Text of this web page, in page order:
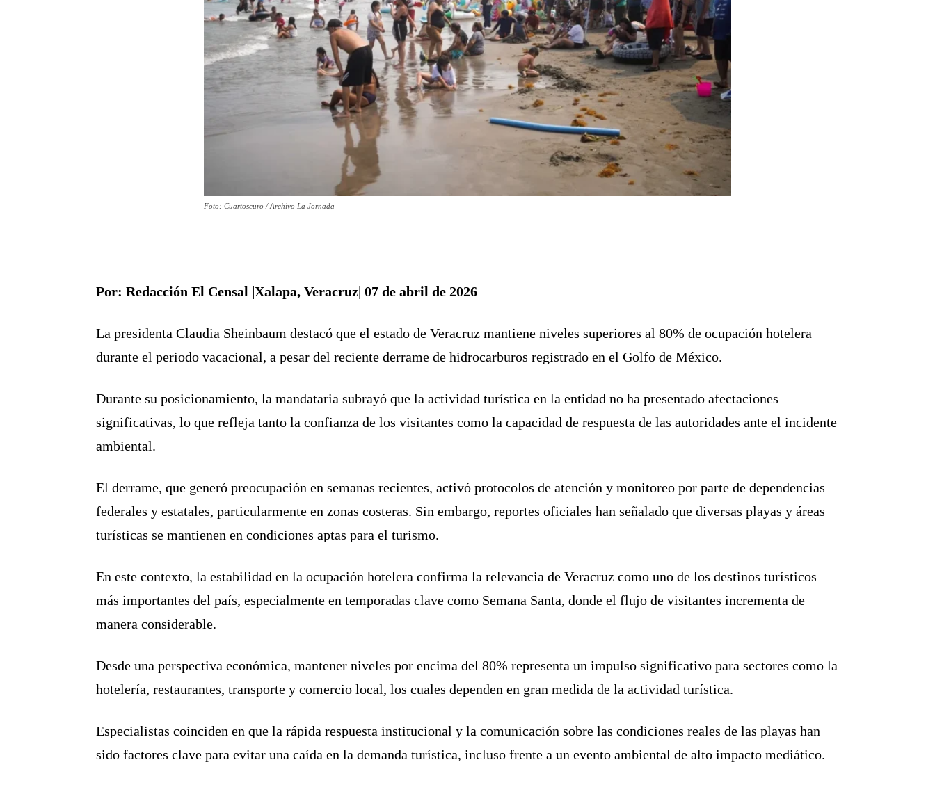
Foto: Cuartoscuro / Archivo La Jornada
Por: Redacción El Censal |Xalapa, Veracruz| 07 de abril de 2026
La presidenta Claudia Sheinbaum destacó que el estado de Veracruz mantiene niveles superiores al 80% de ocupación hotelera
durante el periodo vacacional, a pesar del reciente derrame de hidrocarburos registrado en el Golfo de México.
Durante su posicionamiento, la mandataria subrayó que la actividad turística en la entidad no ha presentado afectaciones
significativas, lo que refleja tanto la confianza de los visitantes como la capacidad de respuesta de las autoridades ante el incidente
ambiental.
El derrame, que generó preocupación en semanas recientes, activó protocolos de atención y monitoreo por parte de dependencias
federales y estatales, particularmente en zonas costeras. Sin embargo, reportes oficiales han señalado que diversas playas y áreas
turísticas se mantienen en condiciones aptas para el turismo.
En este contexto, la estabilidad en la ocupación hotelera confirma la relevancia de Veracruz como uno de los destinos turísticos
más importantes del país, especialmente en temporadas clave como Semana Santa, donde el flujo de visitantes incrementa de
manera considerable.
Desde una perspectiva económica, mantener niveles por encima del 80% representa un impulso significativo para sectores como la
hotelería, restaurantes, transporte y comercio local, los cuales dependen en gran medida de la actividad turística.
Especialistas coinciden en que la rápida respuesta institucional y la comunicación sobre las condiciones reales de las playas han
sido factores clave para evitar una caída en la demanda turística, incluso frente a un evento ambiental de alto impacto mediático.